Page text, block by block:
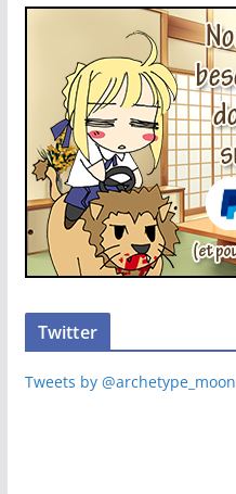
Twitter
Tweets by @archetype_moon